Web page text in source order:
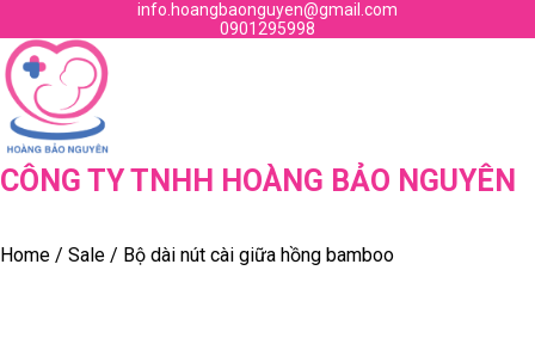
to
content
info.hoangbaonguyen@gmail.com
0901295998
Phone
Number
Facebook
Instagram
Youtube
CÔNG TY TNHH HOÀNG BẢO NGUYÊN
Home / Sale / Bộ dài nút cài giữa hồng bamboo